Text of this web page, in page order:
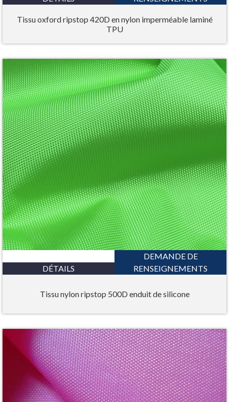
Tissu oxford ripstop 420D en nylon imperméable laminé
TPU
DÉTAILS
DEMANDE DE
RENSEIGNEMENTS
Tissu nylon ripstop 500D enduit de silicone